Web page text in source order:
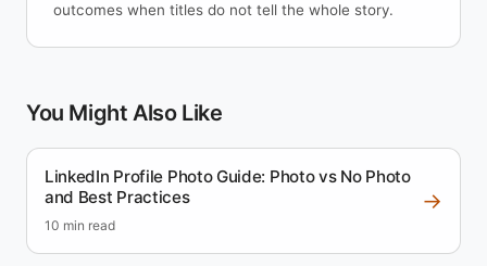
outcomes when titles do not tell the whole story.
You Might Also Like
LinkedIn Profile Photo Guide: Photo vs No Photo
and Best Practices
10 min read
→